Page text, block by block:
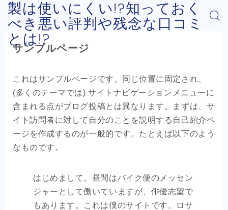
製は使いにくい!?知っておく
べき悪い評判や残念な口コミ
とは!?
サンプルページ
これはサンプルページです。同じ位置に固定され、
(多くのテーマでは) サイトナビゲーションメニューに
含まれる点がブログ投稿とは異なります。まずは、サ
イト訪問者に対して自分のことを説明する自己紹介ペ
ージを作成するのが一般的です。たとえば以下のよう
なものです。
はじめまして。昼間はバイク便のメッセン
ジャーとして働いていますが、俳優志望で
もあります。これは僕のサイトです。ロサ